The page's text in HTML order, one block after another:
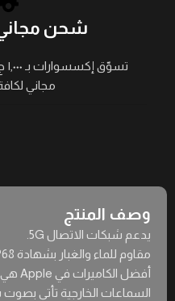
شحن مجاني
مجاني
وصف المنتج
يدعم شبكات الاتصال 5G.
مقاوم للماء والغبار بشهادة IP68.
أفضل الكاميرات في Apple هي الأفضل في الكاميرات.
السماعات الخارجية تأتي بصوت